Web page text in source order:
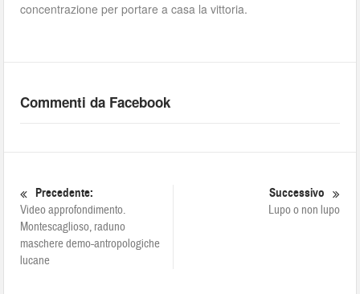
concentrazione per portare a casa la vittoria.
Commenti da Facebook
Precedente:
Video approfondimento.
Montescaglioso, raduno
maschere demo-antropologiche
lucane
Successivo
Lupo o non lupo